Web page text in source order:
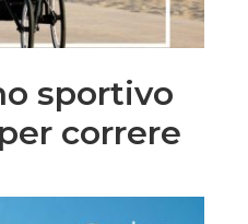
sportivo
correre